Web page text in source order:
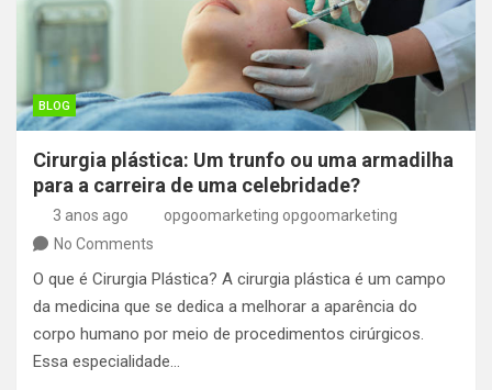
BLOG
Cirurgia plástica: Um trunfo ou uma armadilha
para a carreira de uma celebridade?
3 anos ago
opgoomarketing opgoomarketing
No Comments
O que é Cirurgia Plástica? A cirurgia plástica é um campo
da medicina que se dedica a melhorar a aparência do
corpo humano por meio de procedimentos cirúrgicos.
Essa especialidade…